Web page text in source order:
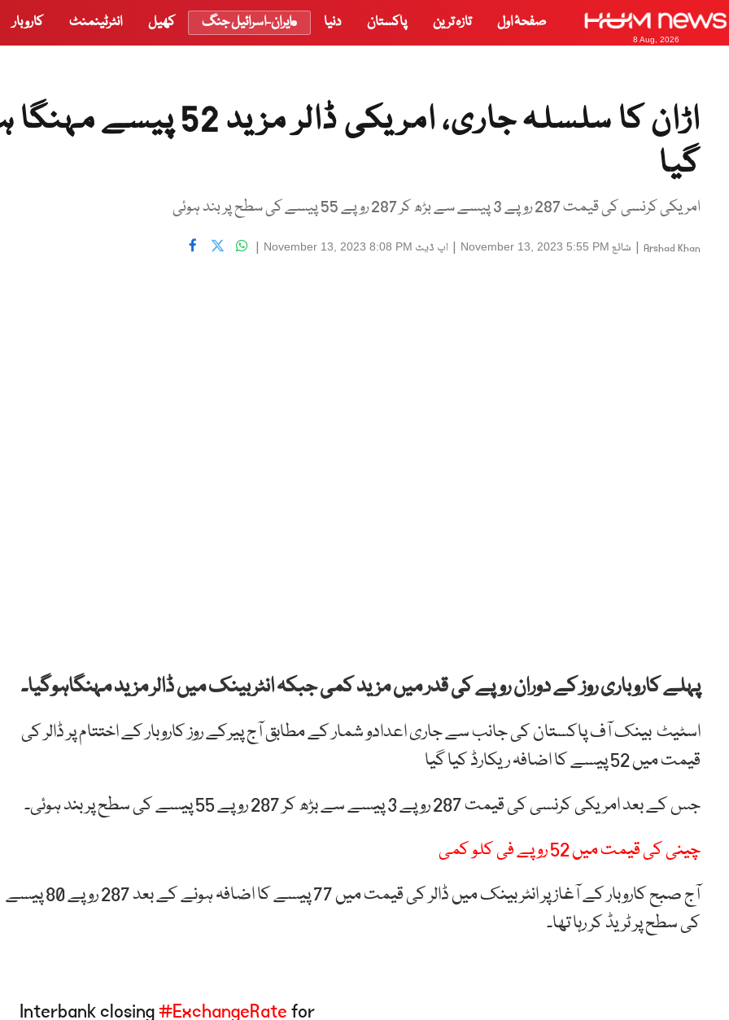
8 Aug, 2026
صفحۂ اول تازہ ترین پاکستان دنیا ایران-اسرائیل جنگ کھیل انٹرٹینمنٹ کاروبار
اڑان کا سلسلہ جاری، امریکی ڈالر مزید 52 پیسے
گیا
امریکی کرنسی کی قیمت 287 روپے 3 پیسے سے بڑھ کر 287 روپے 55 پیسے کی سطح پر بند ہوئی
Arshad Khan
| شائع November 13, 2023 5:55 PM
| اپ ڈیٹ November 13, 2023 8:08 PM
|
پہلے کاروباری روز کے دوران روپے کی قدر میں مزید کمی جبکہ انٹربینک میں ڈالر مزید مہنگاہوگیا۔
اسٹیٹ بینک آف پاکستان کی جانب سے جاری اعدادو شمار کے مطابق آج پیرکے روز کاروبار کے اختتام پر ڈالر کی
قیمت میں 52 پیسے کا اضافہ ریکارڈ کیا گیا
جس کے بعد امریکی کرنسی کی قیمت 287 روپے 3 پیسے سے بڑھ کر 287 روپے 55 پیسے کی سطح پر بند ہوئی۔
چینی کی قیمت میں 52 روپے فی کلو کمی
آج صبح کاروبار کے آغاز پر انٹر بینک میں ڈالر کی قیمت میں 77 پیسے کا اضافہ ہونے کے بعد 287 روپے 80 پیسے
کی سطح پر ٹریڈ کر رہا تھا۔
Interbank closing#ExchangeRatefor